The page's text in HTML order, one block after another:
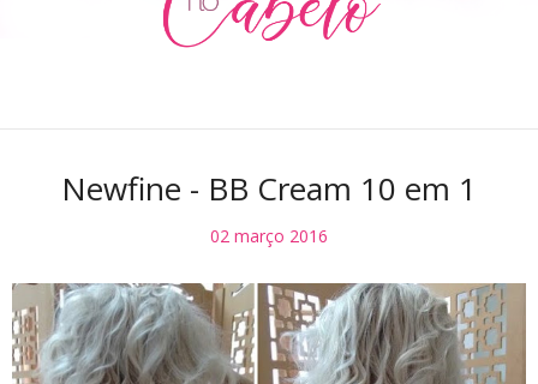
Newfine - BB Cream 10 em 1
02 março 2016